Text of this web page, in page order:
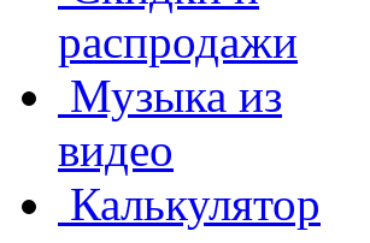
распродажи
Музыка из
видео
Калькулятор